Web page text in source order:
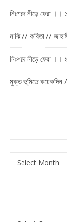
নিঃশব্দে নীড়ে ফেরা
মাঝি // কবিতা //
নিঃশব্দে নীড়ে ফেরা
মুক্ত ভূমিতে কয়েকদিন